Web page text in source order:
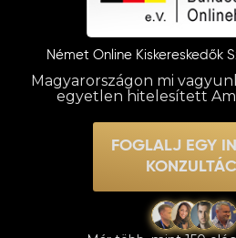
Német Online Kiskereskedők
Magyarországon mi
egyetlen hitelesített
FOGLALJ EGY